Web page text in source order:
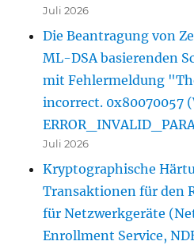
Juli 2026
Die Beantragung von
ML-DSA basierenden
mit Fehlermeldung
incorrect. 0x80070057
Juli 2026
Kryptographische
Transaktionen für den
für Netzwerkgeräte
Enrollment Service,